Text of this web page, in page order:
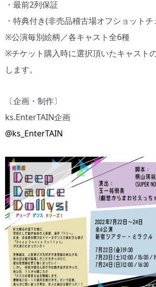
・最前2列保証
・特典付き(非売品稽古場オフショット
※公演毎別絵柄／各キャスト全6種
※チケット購入時に選択頂いたキャスト
します。
〔企画・制作〕
ks.EnterTAIN企画
@ks_EnterTAIN